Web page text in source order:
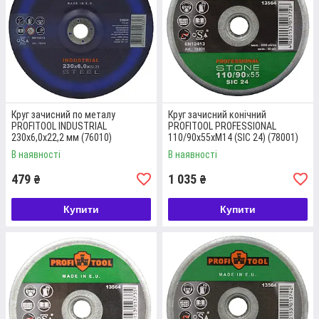
Круг зачисний по металу
PROFITOOL INDUSTRIAL
230х6,0х22,2 мм (76010)
В наявності
479 ₴
Купити
Круг зачисний конічний
PROFITOOL PROFESSIONAL
110/90х55хM14 (SIC 24) (78001)
В наявності
1 035 ₴
Купити